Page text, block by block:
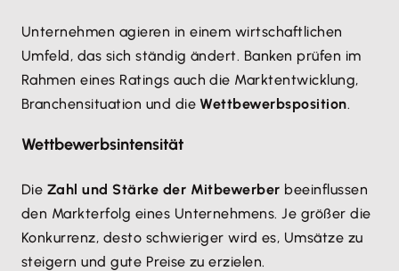
Unternehmen agieren in einem wirtschaftlichen
Umfeld, das sich ständig ändert. Banken prüfen im
Rahmen eines Ratings auch die Marktentwicklung,
Branchensituation und dieWettbewerbsposition.
Wettbewerbsintensität
Die Zahl und Stärke der Mitbewerber beeinflussen
den Markterfolg eines Unternehmens. Je größer die
Konkurrenz, desto schwieriger wird es, Umsätze zu
steigern und gute Preise zu erzielen.